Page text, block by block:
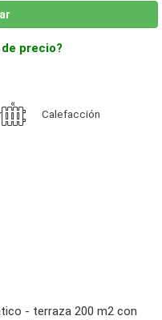
precio?
Calefacción